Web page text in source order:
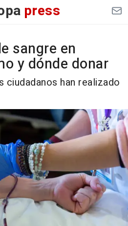
press
sangre en
y dónde donar
ciudadanos han realizado